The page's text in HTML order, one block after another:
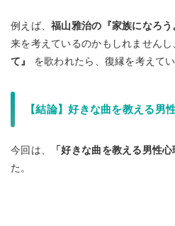
例えば、福山雅治の『家族になろう
来を考えているのかもしれませんし
て』
を歌われたら、復縁を考えてい
【結論】好きな曲を教える男
今回は、 「好きな曲を教える男性心
た。